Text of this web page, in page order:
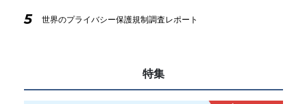
5 世界のプライバシー保護規制調査レポート
特集